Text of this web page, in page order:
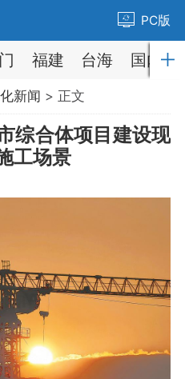
PC版
福建 台海 国内
新闻 > 正文
综合体项目建设现
工场景